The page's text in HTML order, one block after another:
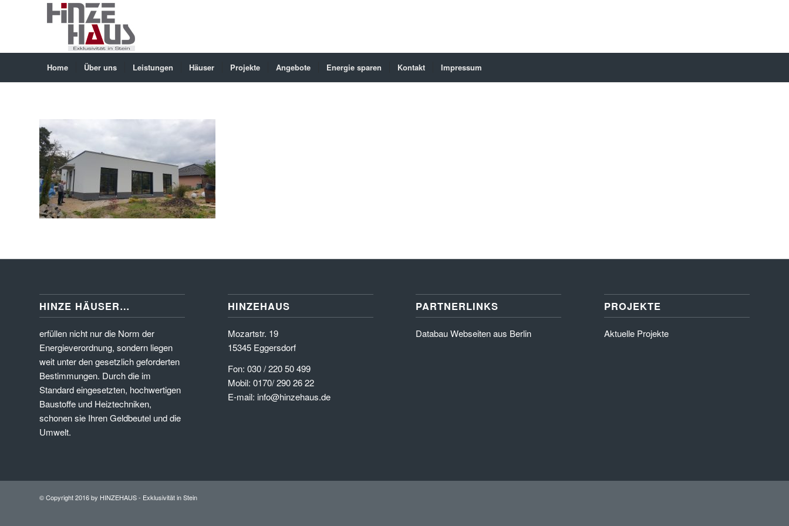
Home Über uns Leistungen Häuser Projekte Angebote Energie sparen Kontakt Impressum
HINZE HÄUSER…
erfüllen nicht nur die Norm der
Energieverordnung, sondern liegen
weit unter den gesetzlich geforderten
Bestimmungen. Durch die im
Standard eingesetzten, hochwertigen
Baustoffe und Heiztechniken,
schonen sie Ihren Geldbeutel und die
Umwelt.
HINZEHAUS
Mozartstr. 19
15345 Eggersdorf
Fon: 030 / 220 50 499
Mobil: 0170/ 290 26 22
E-mail: info@hinzehaus.de
PARTNERLINKS
Databau Webseiten aus Berlin
PROJEKTE
Aktuelle Projekte
© Copyright 2016 by HINZEHAUS - Exklusivität in Stein